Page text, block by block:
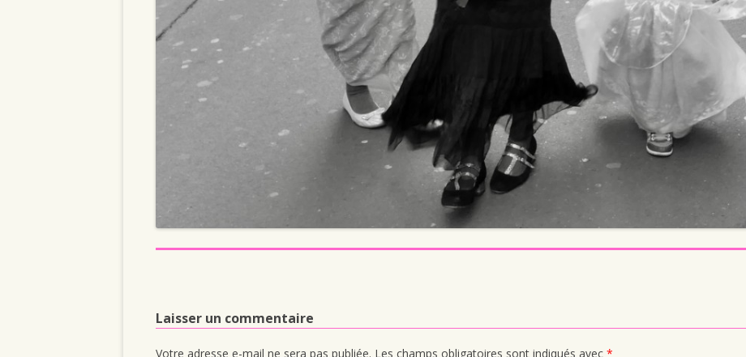
Laisser un commentaire
Votre adresse e-mail ne sera pas publiée. Les champs obligatoires sont indiqués avec *